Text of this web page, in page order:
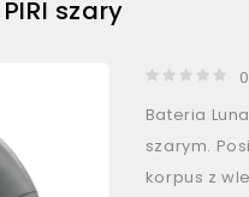
szary
Bateria
szarym.
korpus z